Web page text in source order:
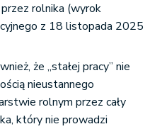
rolnika (wyrok
z 18 listopada 2025
że „stałej pracy” nie
nieustannego
rolnym przez cały
który nie prowadzi